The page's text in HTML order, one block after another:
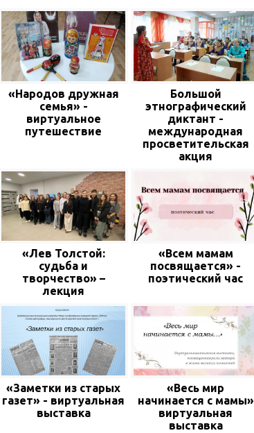
«Народов дружная
семья» -
виртуальное
путешествие
Большой
этнографический
диктант -
международная
просветительская
акция
«Лев Толстой:
судьба и
творчество» –
лекция
«Всем мамам
посвящается» -
поэтический час
«Заметки из старых
газет» - виртуальная
выставка
«Весь мир
начинается с мамы»
виртуальная
выставка